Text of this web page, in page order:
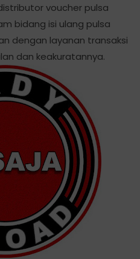
voucher pulsa
bidang isi ulang pulsa
dengan layanan transaksi
dan keakuratannya.